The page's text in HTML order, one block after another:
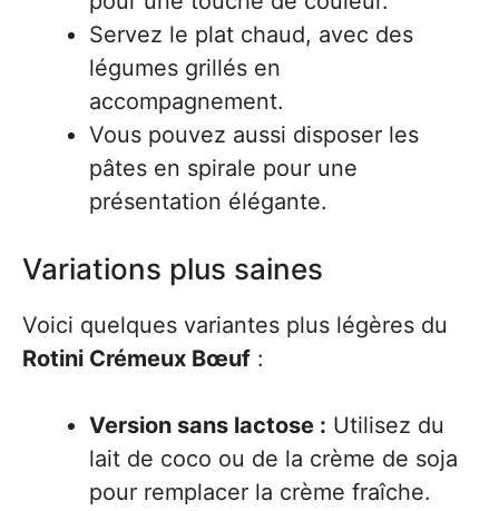
Servez le plat chaud, avec des
légumes grillés en
accompagnement.
Vous pouvez aussi disposer les
pâtes en spirale pour une
présentation élégante.
Variations plus saines
Voici quelques variantes plus légères du
Rotini Crémeux Bœuf :
Version sans lactose : Utilisez du
lait de coco ou de la crème de soja
pour remplacer la crème fraîche.